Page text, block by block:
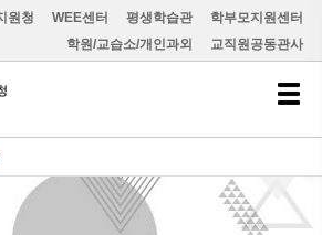
원청 WEE센터 평생학습관
학부모지원센터
학원/교습소/개인과외
교직원공동관사